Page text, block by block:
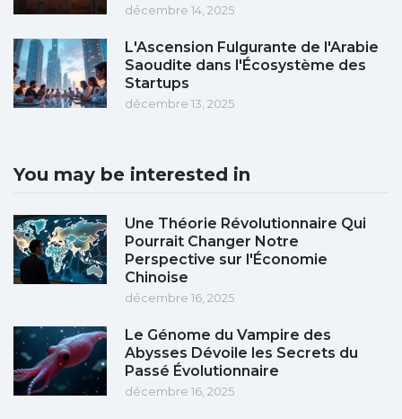
décembre 14, 2025
L'Ascension Fulgurante de l'Arabie
Saoudite dans l'Écosystème des
Startups
décembre 13, 2025
You may be interested in
Une Théorie Révolutionnaire Qui
Pourrait Changer Notre
Perspective sur l'Économie
Chinoise
décembre 16, 2025
Le Génome du Vampire des
Abysses Dévoile les Secrets du
Passé Évolutionnaire
décembre 16, 2025